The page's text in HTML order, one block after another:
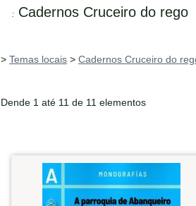
: Cadernos Cruceiro do rego
> Temas locais > Cadernos Cruceiro do
Dende 1 até 11 de 11 elementos